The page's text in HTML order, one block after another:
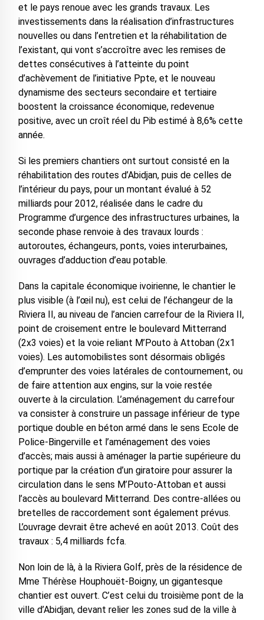
et le pays renoue avec les grands travaux. Les
investissements dans la réalisation d’infrastructures
nouvelles ou dans l’entretien et la réhabilitation de
l’existant, qui vont s’accroître avec les remises de
dettes consécutives à l’atteinte du point
d’achèvement de l’initiative Ppte, et le nouveau
dynamisme des secteurs secondaire et tertiaire
boostent la croissance économique, redevenue
positive, avec un croît réel du Pib estimé à 8,6% cette
année.
Si les premiers chantiers ont surtout consisté en la
réhabilitation des routes d’Abidjan, puis de celles de
l’intérieur du pays, pour un montant évalué à 52
milliards pour 2012, réalisée dans le cadre du
Programme d’urgence des infrastructures urbaines, la
seconde phase renvoie à des travaux lourds :
autoroutes, échangeurs, ponts, voies interurbaines,
ouvrages d’adduction d’eau potable.
Dans la capitale économique ivoirienne, le chantier le
plus visible (à l’œil nu), est celui de l’échangeur de la
Riviera II, au niveau de l’ancien carrefour de la Riviera II,
point de croisement entre le boulevard Mitterrand
(2x3 voies) et la voie reliant M’Pouto à Attoban (2x1
voies). Les automobilistes sont désormais obligés
d’emprunter des voies latérales de contournement, ou
de faire attention aux engins, sur la voie restée
ouverte à la circulation. L’aménagement du carrefour
va consister à construire un passage inférieur de type
portique double en béton armé dans le sens Ecole de
Police-Bingerville et l’aménagement des voies
d’accès; mais aussi à aménager la partie supérieure du
portique par la création d’un giratoire pour assurer la
circulation dans le sens M’Pouto-Attoban et aussi
l’accès au boulevard Mitterrand. Des contre-allées ou
bretelles de raccordement sont également prévus.
L’ouvrage devrait être achevé en août 2013. Coût des
travaux : 5,4 milliards fcfa.
Non loin de là, à la Riviera Golf, près de la résidence de
Mme Thérèse Houphouët-Boigny, un gigantesque
chantier est ouvert. C’est celui du troisième pont de la
ville d’Abidjan, devant relier les zones sud de la ville à